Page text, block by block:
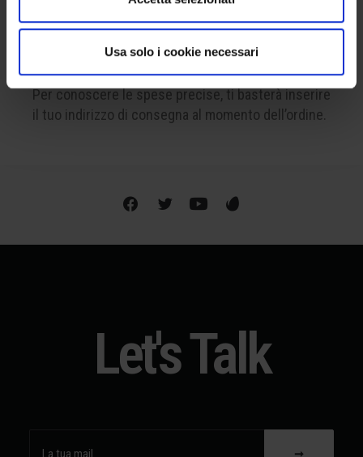
Usa solo i cookie necessari
La spedizione è disponibile a livello internazionale.
Per conoscere le spese precise, ti basterà inserire
il tuo indirizzo di consegna al momento dell’ordine.
Let's Talk